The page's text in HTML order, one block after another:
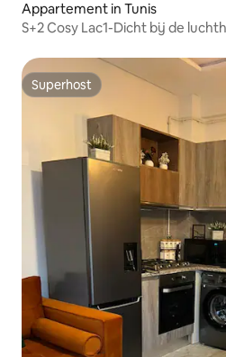
Appartement in Tunis
S+2 Cosy Lac1-Dicht bij de
Superhost
Superhost